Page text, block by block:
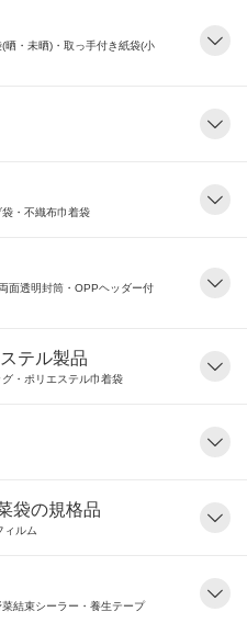
晒・未晒)・取っ手付き紙袋(小
・不織布巾着袋
面透明封筒・OPPヘッダー付
テル製品
・ポリエステル巾着袋
袋の規格品
ィルム
結束シーラー・養生テープ